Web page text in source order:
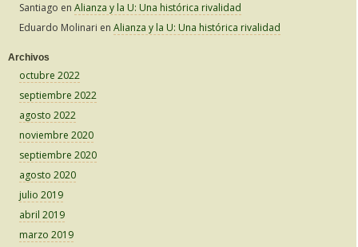
Santiago en Alianza y la U: Una histórica rivalidad
Eduardo Molinari en Alianza y la U: Una histórica rivalidad
Archivos
octubre 2022
septiembre 2022
agosto 2022
noviembre 2020
septiembre 2020
agosto 2020
julio 2019
abril 2019
marzo 2019